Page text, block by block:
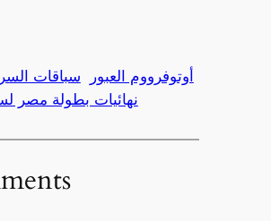
أوتوفرووم العبور
سباقات
نهائيات بطولة مصر